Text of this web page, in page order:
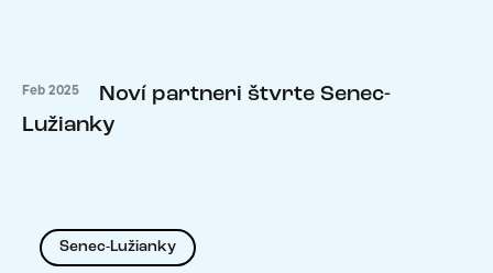
Feb 2025
Noví partneri štvrte Senec-
Lužianky
Senec-Lužianky